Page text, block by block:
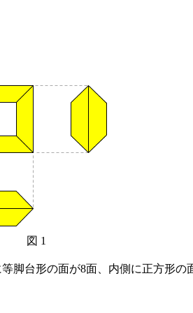
図 1
脚台形の面が8面、内側に正方形の